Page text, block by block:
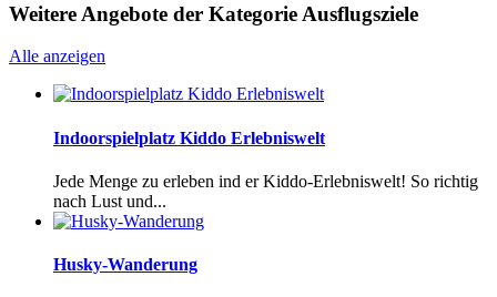
Weitere Angebote der Kategorie Ausflugsziele
Alle anzeigen
Indoorspielplatz Kiddo Erlebniswelt
Jede Menge zu erleben ind er Kiddo-Erlebniswelt! So richtig
nach Lust und...
Husky-Wanderung